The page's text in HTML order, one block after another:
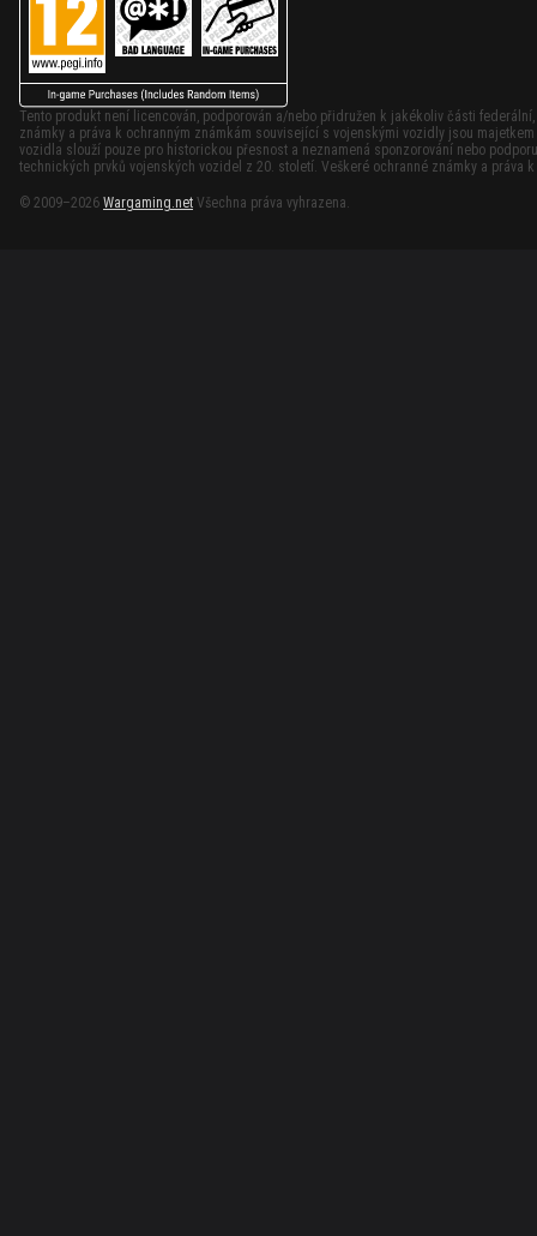
Tento produkt není licencován, podporován a/nebo přidružen k jakékoliv části
známky a práva k ochranným známkám související s vojenskými vozidly jsou
vozidla slouží pouze pro historickou přesnost a neznamená sponzorování nebo
technických prvků vojenských vozidel z 20. století. Veškeré ochranné známky a
© 2009–2026 Wargaming.net Všechna práva vyhrazena.